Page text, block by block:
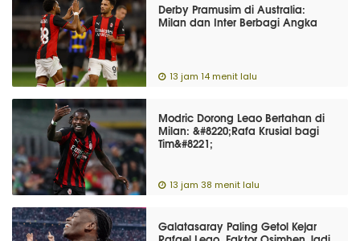
Derby Pramusim di Australia:
Milan dan Inter Berbagi Angka
13 jam 14 menit lalu
Modric Dorong Leao Bertahan di
Milan: &#8220;Rafa Krusial bagi
Tim&#8221;
13 jam 38 menit lalu
Galatasaray Paling Getol Kejar